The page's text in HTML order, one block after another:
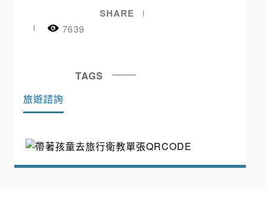
7639
SHARE
TAGS
旅遊諮詢